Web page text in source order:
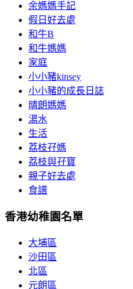
余媽媽手記
假日好去處
和牛B
和牛媽媽
家庭
小小豬kinsey
小小豬的成長日誌
晴朗媽媽
湯水
生活
荔枝孖媽
荔枝與孖寶
親子好去處
食譜
香港幼稚園名單
大埔區
沙田區
北區
元朗區